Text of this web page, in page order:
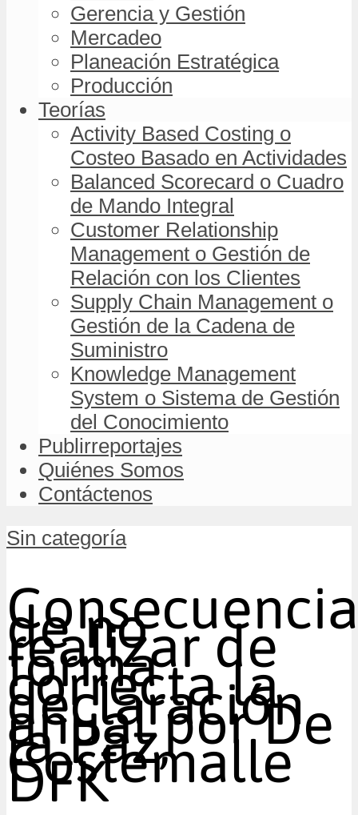
Gerencia y Gestión
Mercadeo
Planeación Estratégica
Producción
Teorías
Activity Based Costing o
Costeo Basado en Actividades
Balanced Scorecard o Cuadro
de Mando Integral
Customer Relationship
Management o Gestión de
Relación con los Clientes
Supply Chain Management o
Gestión de la Cadena de
Suministro
Knowledge Management
System o Sistema de Gestión
del Conocimiento
Publirreportajes
Quiénes Somos
Contáctenos
Sin categoría
de no
realizar de
forma
correcta la
declaración
anual por De
la Paz,
Costemalle
DFK